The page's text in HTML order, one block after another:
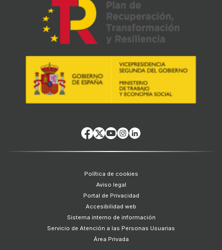
Política de cookies
Aviso legal
Portal de Privacidad
Accesibilidad web
Sistema interno de información
Servicio de Atención a las Personas Usuarias
Área Privada